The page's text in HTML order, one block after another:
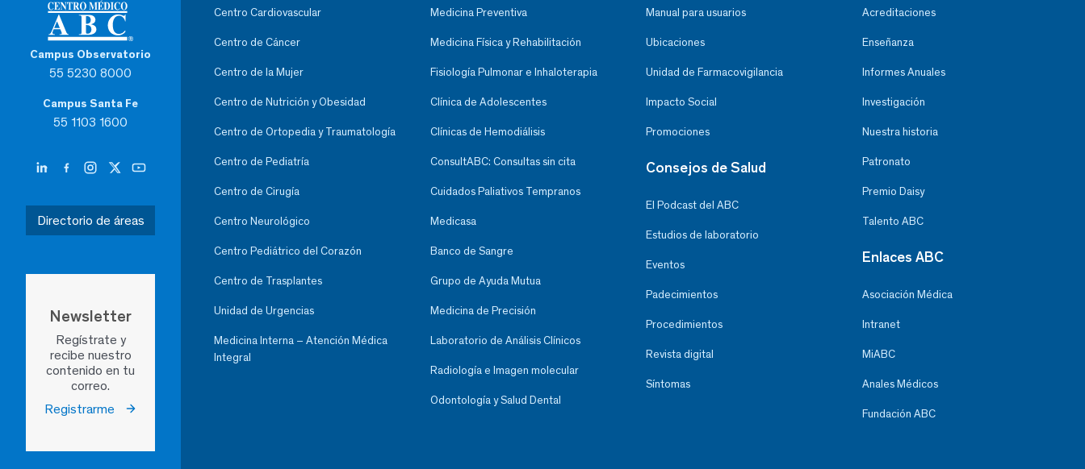
Campus Observatorio
55 5230 8000
Campus Santa Fe
55 1103 1600
Directorio de áreas
Newsletter
Regístrate y
recibe nuestro
contenido en tu
correo.
Registrarme
Centro Cardiovascular
Centro de Cáncer
Centro de la Mujer
Centro de Nutrición y Obesidad
Centro de Ortopedia y Traumatología
Centro de Pediatría
Centro de Cirugía
Centro Neurológico
Centro Pediátrico del Corazón
Centro de Trasplantes
Unidad de Urgencias
Medicina Interna – Atención Médica
Integral
Medicina Preventiva
Medicina Física y Rehabilitación
Fisiología Pulmonar e Inhaloterapia
Clínica de Adolescentes
Clínicas de Hemodiálisis
ConsultABC: Consultas sin cita
Cuidados Paliativos Tempranos
Medicasa
Banco de Sangre
Grupo de Ayuda Mutua
Medicina de Precisión
Laboratorio de Análisis Clínicos
Radiología e Imagen molecular
Odontología y Salud Dental
Manual para usuarios
Ubicaciones
Unidad de Farmacovigilancia
Impacto Social
Promociones
Consejos de Salud
El Podcast del ABC
Estudios de laboratorio
Eventos
Padecimientos
Procedimientos
Revista digital
Síntomas
Acreditaciones
Enseñanza
Informes Anuales
Investigación
Nuestra historia
Patronato
Premio Daisy
Talento ABC
Enlaces ABC
Asociación Médica
Intranet
MiABC
Anales Médicos
Fundación ABC